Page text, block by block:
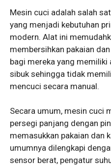
Mesin cuci adalah salah
yang menjadi kebutuhan
modern. Alat ini
membersihkan pakaian
bagi mereka yang
sibuk sehingga tidak
mencuci secara manual.
Secara umum, mesin cuci
persegi panjang dengan
memasukkan pakaian dan
umumnya dilengkapi
sensor berat, pengatur